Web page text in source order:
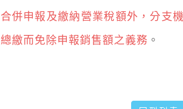
合併申報及繳納營業稅額外，分支
總繳而免除申報銷售額之義務 。